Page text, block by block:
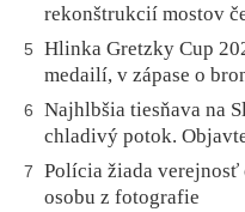
rekonštrukcií mostov
5
Hlinka Gretzky Cup
medailí, v zápase o
6
Najhlbšia tiesňava na
chladivý potok.
7
Polícia žiada
osobu z fotografie